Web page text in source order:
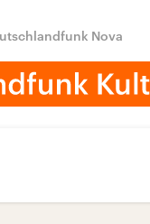
Nova